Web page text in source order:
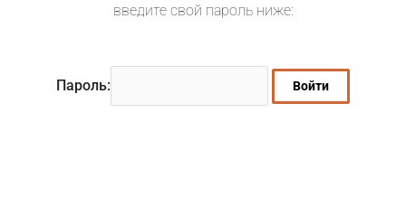
введите свой пароль ниже:
Пароль: